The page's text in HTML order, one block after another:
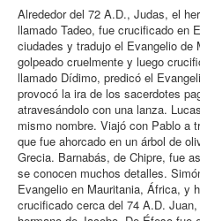
Alrededor del 72 A.D., Judas, el
llamado Tadeo, fue crucificado en
ciudades y tradujo el Evangelio de
golpeado cruelmente y luego
llamado Dídimo, predicó el
provocó la ira de los sacerdotes
atravesándolo con una lanza.
mismo nombre. Viajó con Pablo a
que fue ahorcado en un árbol de
Grecia. Barnabás, de Chipre, fue
se conocen muchos detalles.
Evangelio en Mauritania, África, y
crucificado cerca del 74 A.D.